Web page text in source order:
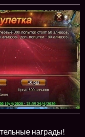
награды!